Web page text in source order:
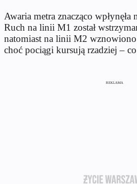
Awaria metra znacząco wpłynęła
Ruch na linii M1 został
natomiast na linii M2
choć pociągi kursują rzadziej –
REKLAMA